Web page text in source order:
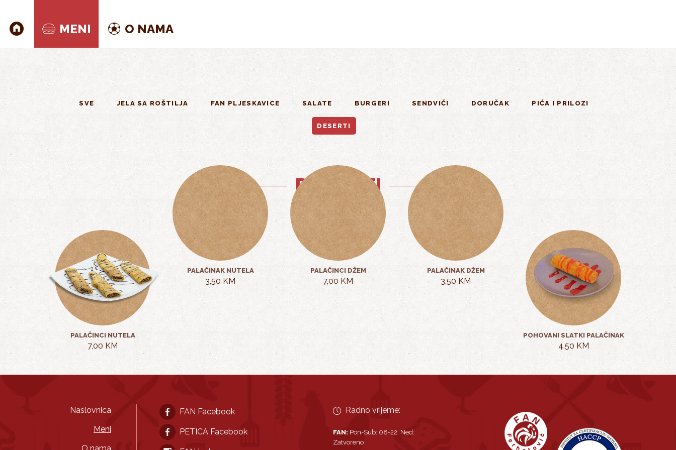
MENI O NAMA
SVE JELA SA ROŠTILJA FAN PLJESKAVICE SALATE BURGERI SENDVIČI DORUČAK PIĆA I PRILOZI
DESERTI
DESERTI
PALAČINCI NUTELA
7,00 KM
PALAČINAK NUTELA
3,50 KM
PALAČINCI DŽEM
7,00 KM
PALAČINAK DŽEM
3,50 KM
POHOVANI SLATKI PALAČINAK
4,50 KM
Naslovnica
Meni
FAN Facebook
PETICA Facebook
Radno vrijeme:
FAN: Pon-Sub: 08-22, Ned:
Zatvoreno